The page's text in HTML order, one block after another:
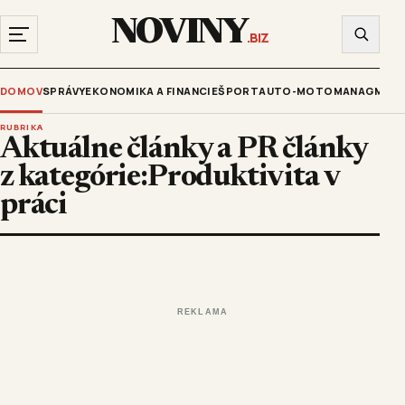
NOVINY.BIZ
DOMOVSPRÁVYEKONOMIKA A FINANCIEŠPORTAUTO-MOTO
RUBRIKA
Aktuálne články a PR články
z kategórie:Produktivita v
práci
REKLAMA